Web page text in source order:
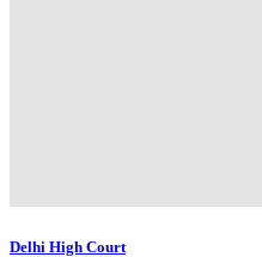
Delhi High Court